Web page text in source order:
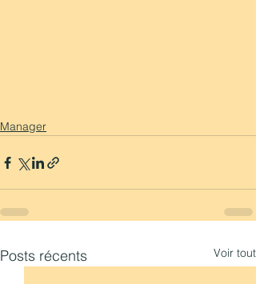
Manager
Posts récents Voir tout